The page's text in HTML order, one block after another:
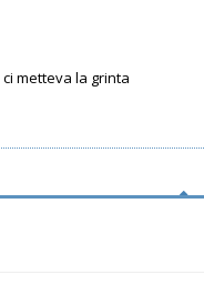
metteva la grinta